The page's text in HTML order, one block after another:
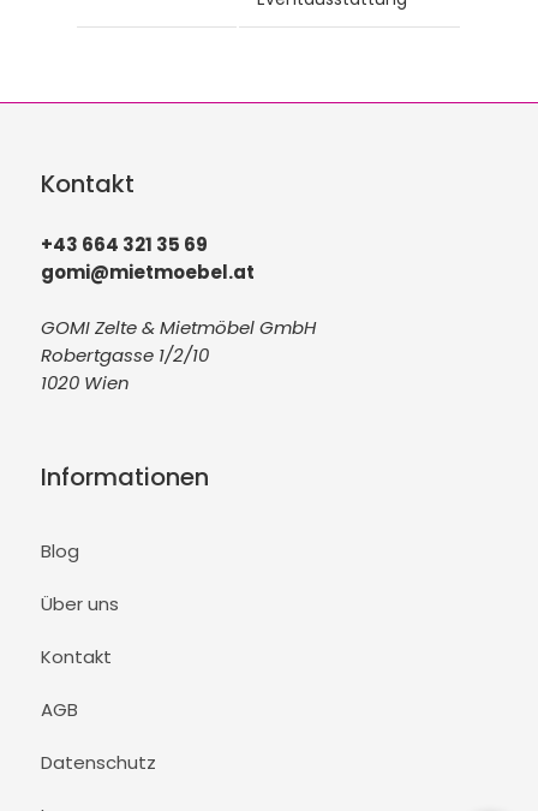
Kontakt
+43 664 321 35 69
gomi@mietmoebel.at
GOMI Zelte & Mietmöbel GmbH
Robertgasse 1/2/10
1020 Wien
Informationen
Blog
Über uns
Kontakt
AGB
Datenschutz